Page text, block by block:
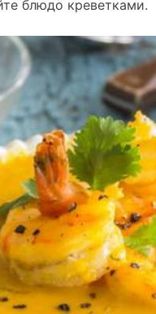
блюдо креветками.